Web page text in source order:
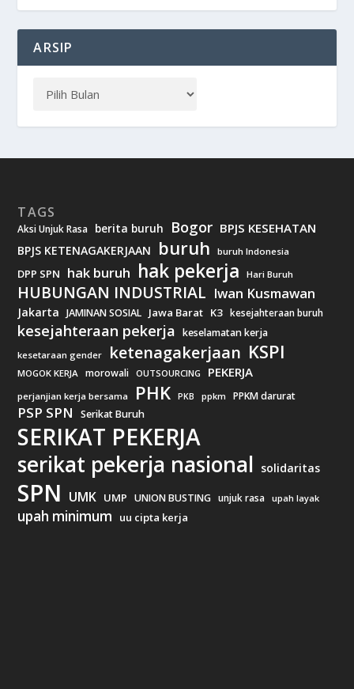
ARSIP
TAGS
Aksi Unjuk Rasa berita buruh Bogor BPJS KESEHATAN
BPJS KETENAGAKERJAAN buruh buruh Indonesia
DPP SPN hak buruh hak pekerja Hari Buruh
HUBUNGAN INDUSTRIAL Iwan Kusmawan
Jakarta JAMINAN SOSIAL Jawa Barat K3 kesejahteraan buruh
kesejahteraan pekerja keselamatan kerja
kesetaraan gender ketenagakerjaan KSPI
MOGOK KERJA morowali OUTSOURCING PEKERJA
perjanjian kerja bersama PHK PKB ppkm PPKM darurat
PSP SPN Serikat Buruh
SERIKAT PEKERJA
serikat pekerja nasional solidaritas
SPN UMK UMP UNION BUSTING unjuk rasa upah layak
upah minimum uu cipta kerja